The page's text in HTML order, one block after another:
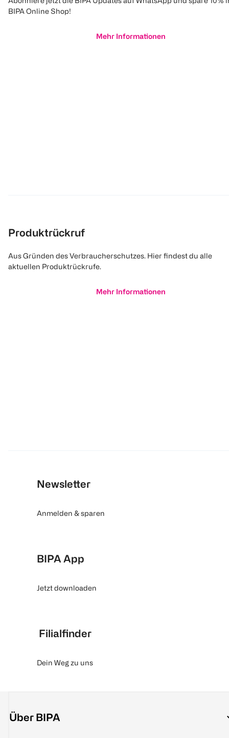
BIPA Online Shop!
Mehr Informationen
Produktrückruf
Aus Gründen des Verbraucherschutzes. Hier findest du alle
aktuellen Produktrückrufe.
Mehr Informationen
Newsletter
Anmelden & sparen
BIPA App
Jetzt downloaden
Filialfinder
Dein Weg zu uns
Über BIPA